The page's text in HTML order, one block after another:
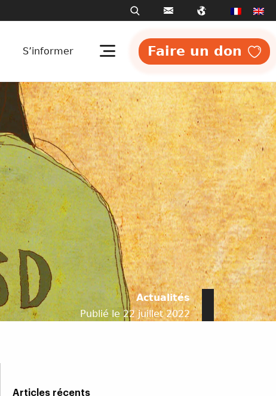
S’informer Faire un don
Actualités
Publié le 22 juillet 2022
Articles récents